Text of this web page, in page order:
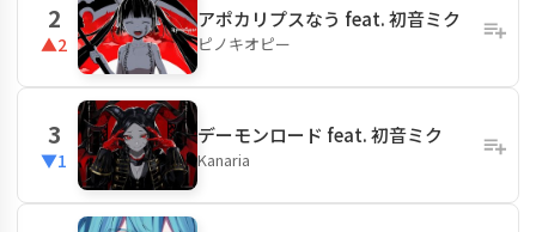
2
▲2
アポカリプスなう feat. 初音ミク
ピノキオピー
3
▼1
デーモンロード feat. 初音ミク
Kanaria